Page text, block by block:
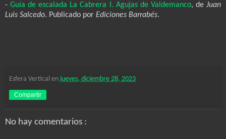
-Guía de escalada La Cabrera I. Agujas de Valdemanco, deJuan
Luis Salcedo. Publicado por Ediciones Barrabés.
Esfera Vertical en jueves, diciembre 28, 2023
Compartir
No hay comentarios :